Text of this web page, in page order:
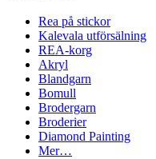
Rea på stickor
Kalevala utförsälning
REA-korg
Akryl
Blandgarn
Bomull
Brodergarn
Broderier
Diamond Painting
Mer…